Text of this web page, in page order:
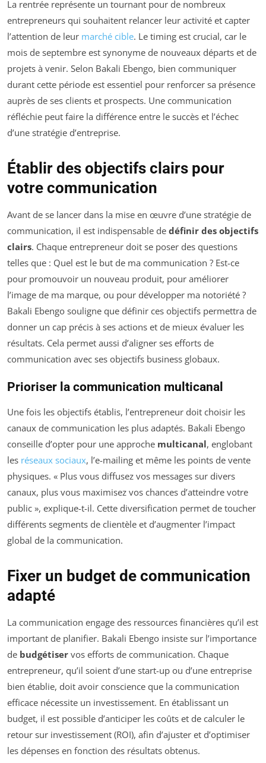
La rentrée représente un tournant pour de nombreux
entrepreneurs qui souhaitent relancer leur activité et capter
l’attention de leur marché cible. Le timing est crucial, car le
mois de septembre est synonyme de nouveaux départs et de
projets à venir. Selon Bakali Ebengo, bien communiquer
durant cette période est essentiel pour renforcer sa présence
auprès de ses clients et prospects. Une communication
réfléchie peut faire la différence entre le succès et l’échec
d’une stratégie d’entreprise.
Établir des objectifs clairs pour
votre communication
Avant de se lancer dans la mise en œuvre d’une stratégie de
communication, il est indispensable de définir des objectifs
clairs. Chaque entrepreneur doit se poser des questions
telles que : Quel est le but de ma communication ? Est-ce
pour promouvoir un nouveau produit, pour améliorer
l’image de ma marque, ou pour développer ma notoriété ?
Bakali Ebengo souligne que définir ces objectifs permettra de
donner un cap précis à ses actions et de mieux évaluer les
résultats. Cela permet aussi d’aligner ses efforts de
communication avec ses objectifs business globaux.
Prioriser la communication multicanal
Une fois les objectifs établis, l’entrepreneur doit choisir les
canaux de communication les plus adaptés. Bakali Ebengo
conseille d’opter pour une approche multicanal, englobant
les réseaux sociaux, l’e-mailing et même les points de vente
physiques. « Plus vous diffusez vos messages sur divers
canaux, plus vous maximisez vos chances d’atteindre votre
public », explique-t-il. Cette diversification permet de toucher
différents segments de clientèle et d’augmenter l’impact
global de la communication.
Fixer un budget de communication
adapté
La communication engage des ressources financières qu’il est
important de planifier. Bakali Ebengo insiste sur l’importance
de budgétiser vos efforts de communication. Chaque
entrepreneur, qu’il soient d’une start-up ou d’une entreprise
bien établie, doit avoir conscience que la communication
efficace nécessite un investissement. En établissant un
budget, il est possible d’anticiper les coûts et de calculer le
retour sur investissement (ROI), afin d’ajuster et d’optimiser
les dépenses en fonction des résultats obtenus.